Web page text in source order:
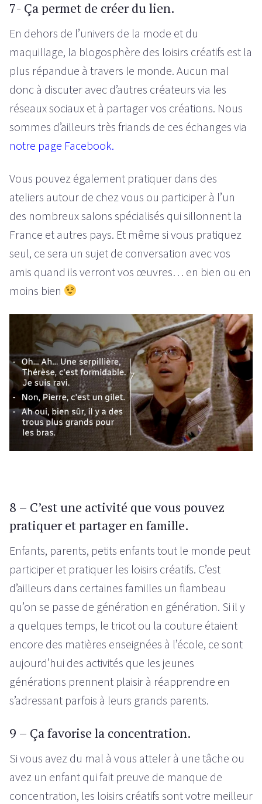
7- Ça permet de créer du lien.
En dehors de l’univers de la mode et du
maquillage, la blogosphère des loisirs créatifs est la
plus répandue à travers le monde. Aucun mal
donc à discuter avec d’autres créateurs via les
réseaux sociaux et à partager vos créations. Nous
sommes d’ailleurs très friands de ces échanges via
notre page Facebook.
Vous pouvez également pratiquer dans des
ateliers autour de chez vous ou participer à l’un
des nombreux salons spécialisés qui sillonnent la
France et autres pays. Et même si vous pratiquez
seul, ce sera un sujet de conversation avec vos
amis quand ils verront vos œuvres… en bien ou en
moins bien
8 – C’est une activité que vous pouvez
pratiquer et partager en famille.
Enfants, parents, petits enfants tout le monde peut
participer et pratiquer les loisirs créatifs. C’est
d’ailleurs dans certaines familles un flambeau
qu’on se passe de génération en génération. Si il y
a quelques temps, le tricot ou la couture étaient
encore des matières enseignées à l’école, ce sont
aujourd’hui des activités que les jeunes
générations prennent plaisir à réapprendre en
s’adressant parfois à leurs grands parents.
9 – Ça favorise la concentration.
Si vous avez du mal à vous atteler à une tâche ou
avez un enfant qui fait preuve de manque de
concentration, les loisirs créatifs sont votre meilleur